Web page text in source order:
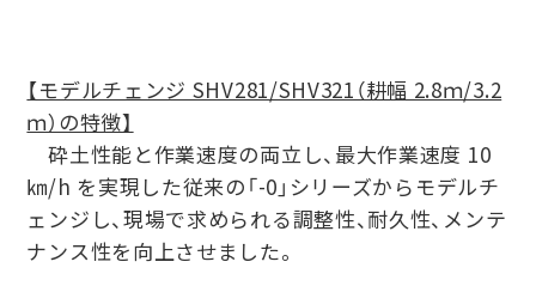
【モデルチェンジ SHV281/SHV321（耕幅 2.8ｍ/3.2
ｍ）の特徴】
砕⼟性能と作業速度の両⽴し、最⼤作業速度 10
㎞/h を実現した従来の「-0」シリーズからモデルチ
ェンジし、現場で求められる調整性、耐久性、メンテ
ナンス性を向上させました。